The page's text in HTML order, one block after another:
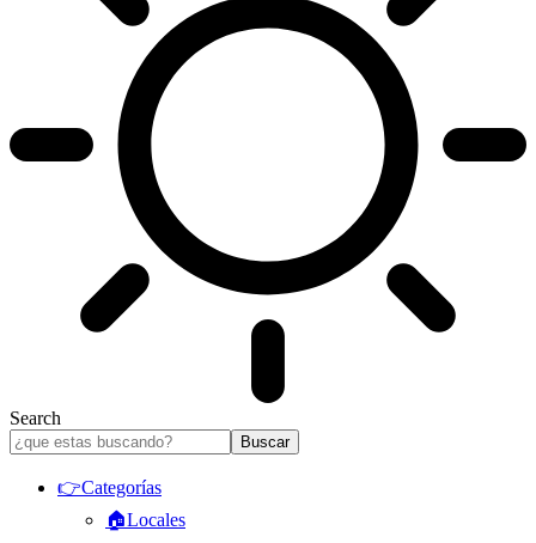
Search
👉Categorías
🏠Locales